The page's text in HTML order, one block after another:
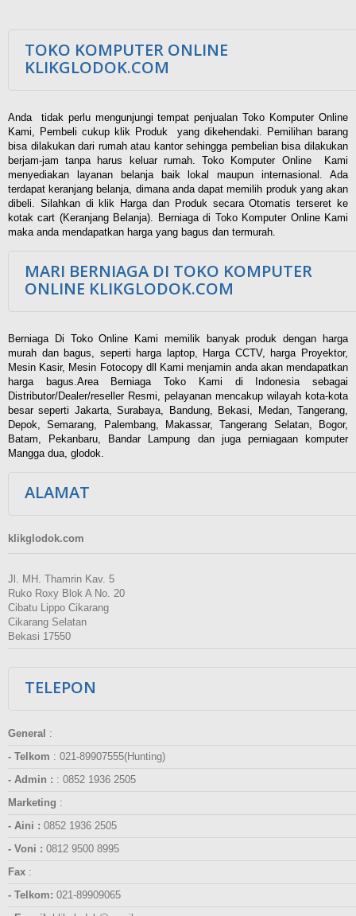
TOKO KOMPUTER ONLINE
KLIKGLODOK.COM
Anda tidak perlu mengunjungi tempat penjualan Toko Komputer Online
Kami, Pembeli cukup klik Produk yang dikehendaki. Pemilihan barang
bisa dilakukan dari rumah atau kantor sehingga pembelian bisa dilakukan
berjam-jam tanpa harus keluar rumah. Toko Komputer Online Kami
menyediakan layanan belanja baik lokal maupun internasional. Ada
terdapat keranjang belanja, dimana anda dapat memilih produk yang akan
dibeli. Silahkan di klik Harga dan Produk secara Otomatis terseret ke
kotak cart (Keranjang Belanja). Berniaga di Toko Komputer Online Kami
maka anda mendapatkan harga yang bagus dan termurah.
MARI BERNIAGA DI TOKO KOMPUTER
ONLINE KLIKGLODOK.COM
Berniaga Di Toko Online Kami memilik banyak produk dengan harga
murah dan bagus, seperti harga laptop, Harga CCTV, harga Proyektor,
Mesin Kasir, Mesin Fotocopy dll Kami menjamin anda akan mendapatkan
harga bagus.Area Berniaga Toko Kami di Indonesia sebagai
Distributor/Dealer/reseller Resmi, pelayanan mencakup wilayah kota-kota
besar seperti Jakarta, Surabaya, Bandung, Bekasi, Medan, Tangerang,
Depok, Semarang, Palembang, Makassar, Tangerang Selatan, Bogor,
Batam, Pekanbaru, Bandar Lampung dan juga perniagaan komputer
Mangga dua, glodok.
ALAMAT
klikglodok.com
Jl. MH. Thamrin Kav. 5
Ruko Roxy Blok A No. 20
Cibatu Lippo Cikarang
Cikarang Selatan
Bekasi 17550
TELEPON
General :
- Telkom : 021-89907555(Hunting)
- Admin : : 0852 1936 2505
Marketing :
- Aini : 0852 1936 2505
- Voni : 0812 9500 8995
Fax :
- Telkom: 021-89909065